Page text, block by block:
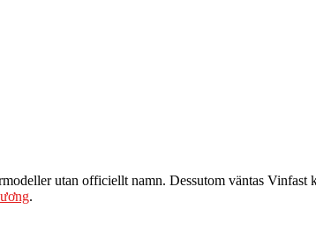
utan officiellt namn. Dessutom väntas Vinfast
.